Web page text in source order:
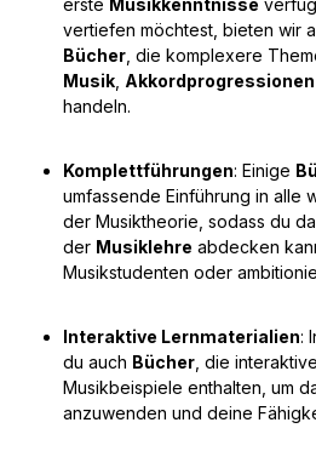
erste Musikkenntnisse
vertiefen möchtest, bieten wir
Bücher , die komplexere
Musik Akkordprogressionen
handeln.
Komplettführungen: Einige
umfassende Einführung in alle
der Musiktheorie, sodass du
der Musiklehre abdecken
Musikstudenten oder
Interaktive Lernmaterialien:
du auch Bücher , die
Musikbeispiele enthalten, um
anzuwenden und deine